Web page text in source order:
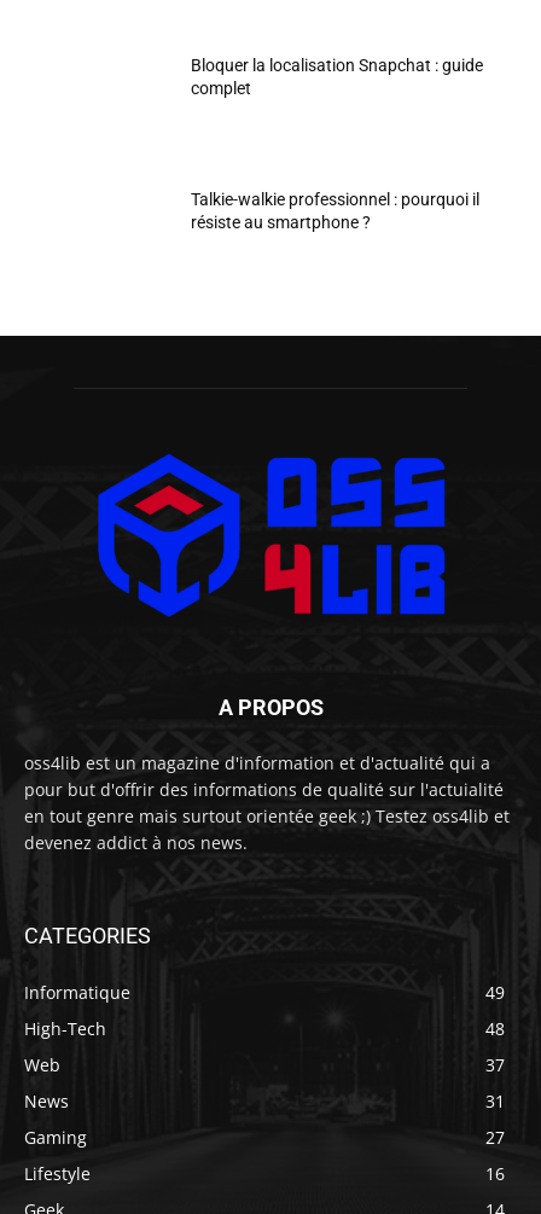
Bloquer la localisation Snapchat : guide
complet
Talkie-walkie professionnel : pourquoi il
résiste au smartphone ?
A PROPOS
oss4lib est un magazine d'information et d'actualité qui a
pour but d'offrir des informations de qualité sur l'actuialité
en tout genre mais surtout orientée geek ;) Testez oss4lib et
devenez addict à nos news.
CATEGORIES
Informatique
49
High-Tech
48
Web
37
News
31
Gaming
27
Lifestyle
16